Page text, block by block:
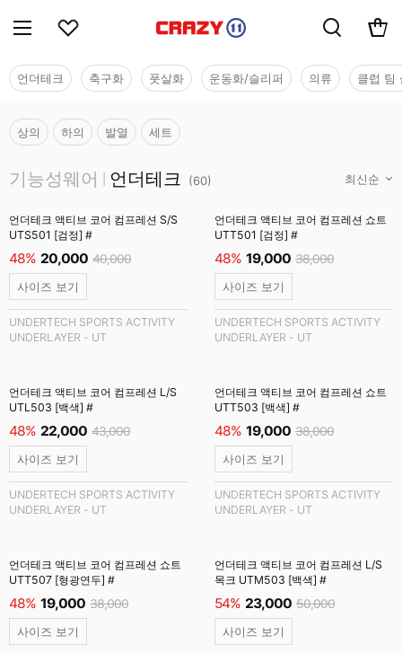
언더테크 축구화 풋살화 운동화/슬리퍼 의류 클럽 팀
상의 하의 발열 세트
기능성웨어 언더테크 (60)
언더테크 액티브 코어 컴프레션 S/S
UTS501 [검정] #
48% 20,000 40,000
사이즈 보기
UNDERTECH SPORTS ACTIVITY
UNDERLAYER - UT
언더테크 액티브 코어 컴프레션 쇼트
UTT501 [검정] #
48% 19,000 38,000
사이즈 보기
UNDERTECH SPORTS ACTIVITY
UNDERLAYER - UT
언더테크 액티브 코어 컴프레션 L/S
UTL503 [백색] #
48% 22,000 43,000
사이즈 보기
UNDERTECH SPORTS ACTIVITY
UNDERLAYER - UT
언더테크 액티브 코어 컴프레션 쇼트
UTT503 [백색] #
48% 19,000 38,000
사이즈 보기
UNDERTECH SPORTS ACTIVITY
UNDERLAYER - UT
언더테크 액티브 코어 컴프레션 쇼트
UTT507 [형광연두] #
48% 19,000 38,000
사이즈 보기
언더테크 액티브 코어 컴프레션 L/S
목크 UTM503 [백색] #
54% 23,000 50,000
사이즈 보기